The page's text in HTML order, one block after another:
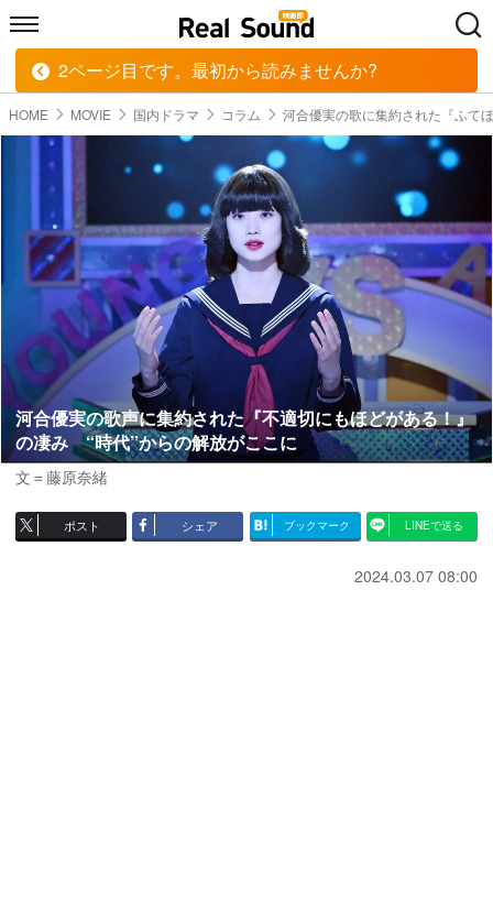
HOME MUSIC MOVIE TECH
HOME MOVIE 国内ドラマ コラム 河合優実の歌に集約された『ふて
河合優実の歌声に集約された『不適切にもほどがある！』
の凄み “時代”からの解放がここに
文＝藤原奈緒
ポスト シェア ブックマーク LINEで送る
2024.03.07 08:00
2ページ目です。最初から読みませんか?